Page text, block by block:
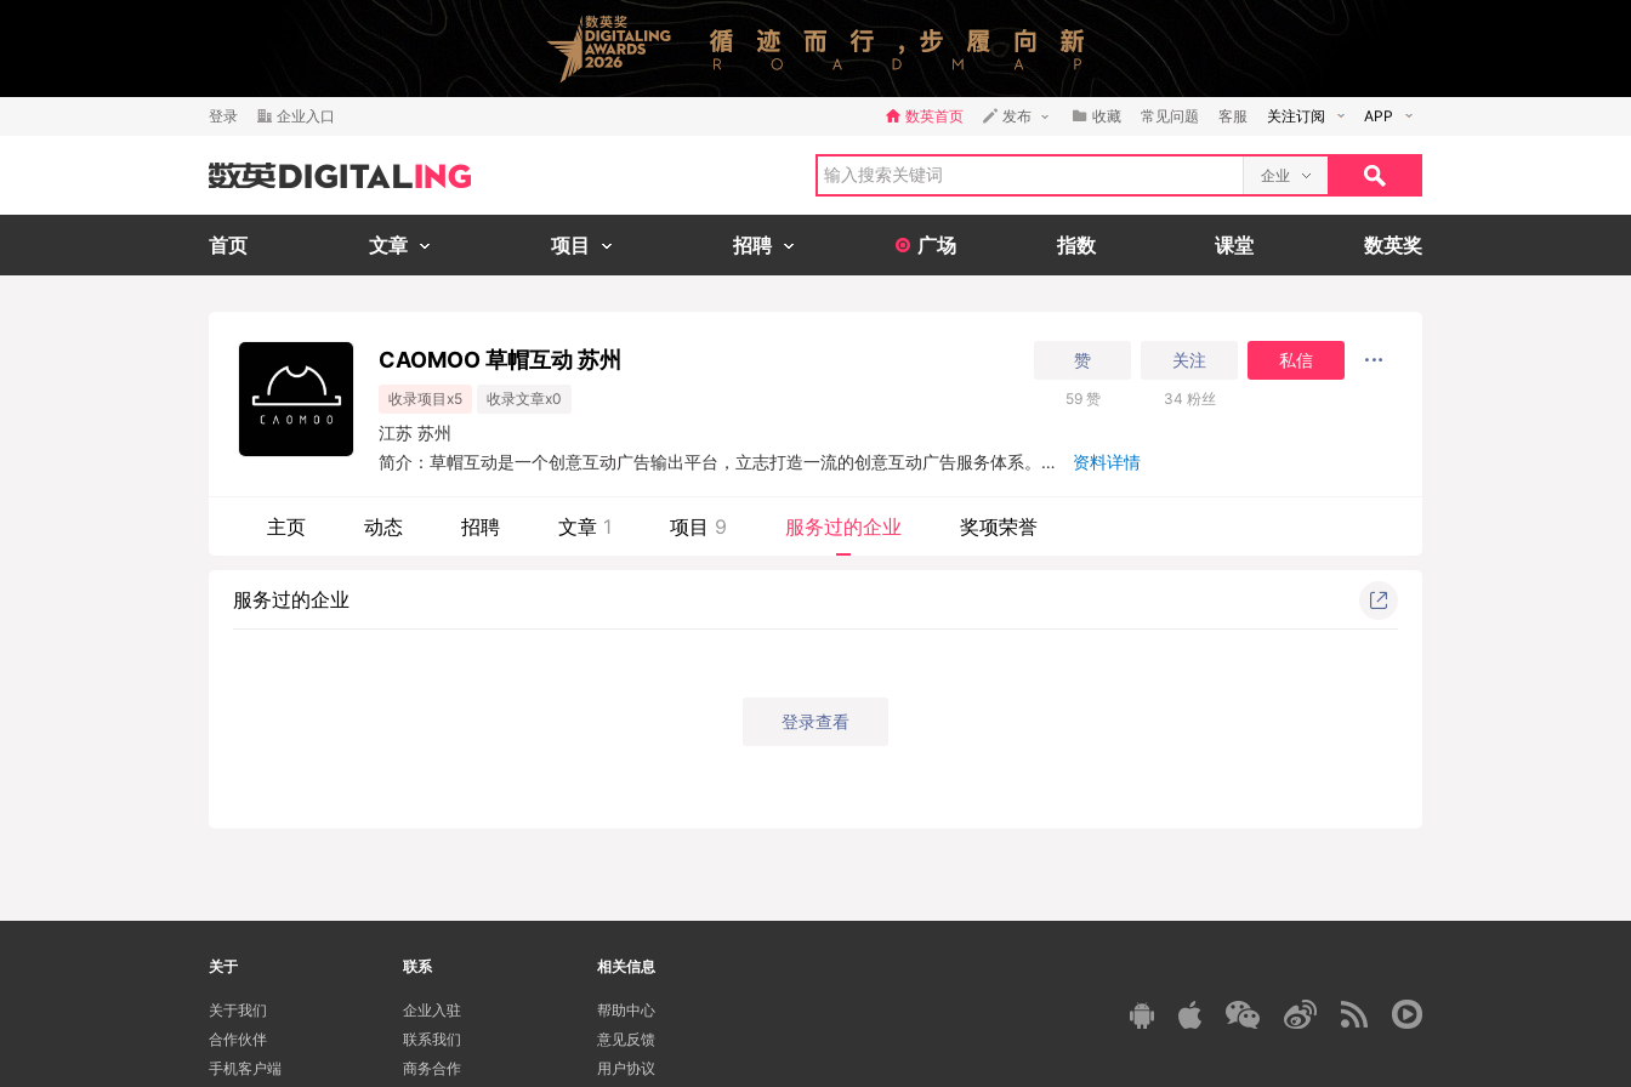
登录 企业入口 数英首页 发布 收藏 常见问题 客服 关注订阅 APP
企业
首页 文章 项目 招聘 广场 指数 课堂 数英奖
CAOMOO 草帽互动 苏州
收录项目x5 收录文章x0
赞 关注 私信
59赞 34 粉丝
江苏 苏州
简介：草帽互动是一个创意互动广告输出平台，立志打造一流的创意互动广告服务体系。我
求，从品牌营销、创意设计、互动体验、文案策划等进行多维一体有效结合。...
资料详情
主页 动态 招聘 文章 1 项目 9 服务过的企业 奖项荣誉
服务过的企业
登录查看
关于
关于我们
合作伙伴
手机客户端
联系
企业入驻
联系我们
商务合作
相关信息
帮助中心
意见反馈
用户协议